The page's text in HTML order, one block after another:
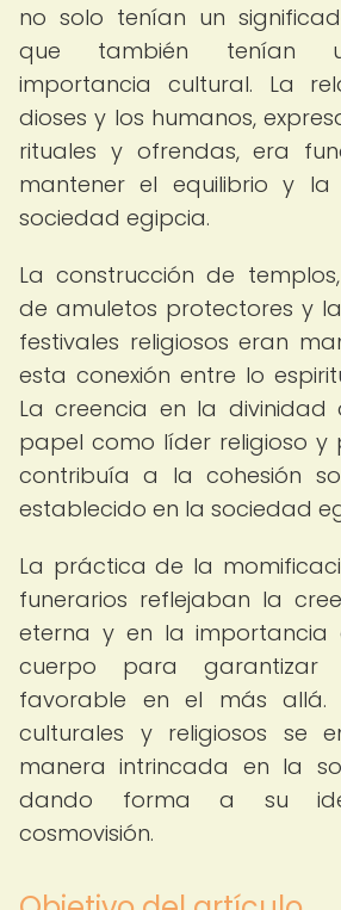
no solo tenían un
que también tenían
importancia cultural. La
dioses y los humanos,
rituales y ofrendas, era
mantener el equilibrio y
sociedad egipcia.
La construcción de
de amuletos protectores y
festivales religiosos eran
esta conexión entre lo
La creencia en la
papel como líder religioso y
contribuía a la cohesión
establecido en la sociedad
La práctica de la
funerarios reflejaban la
eterna y en la importancia
cuerpo para garantizar
favorable en el más allá.
culturales y religiosos se
manera intrincada en la
dando forma a su
cosmovisión.